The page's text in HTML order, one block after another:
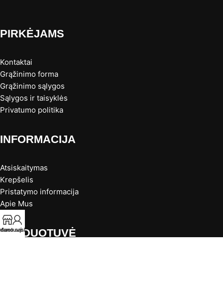
PIRKĖJAMS
Kontaktai
Grąžinimo forma
Grąžinimo sąlygos
Sąlygos ir taisyklės
Privatumo politika
INFORMACIJA
Atsiskaitymas
Krepšelis
Pristatymo informacija
Apie Mus
PARDUOTUVĖ
sąskaita